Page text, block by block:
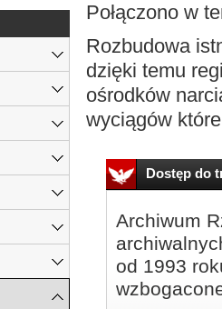
Połączono w
Rozbudowa
dzięki temu
ośrodków
wyciągów
Dostęp do
Archiwum
od 1993